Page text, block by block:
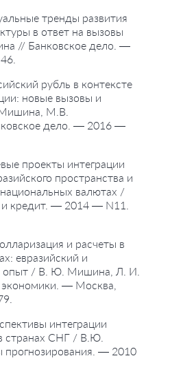
тренды развития
в ответ на вызовы
// Банковское дело. —
рубль в контексте
новые вызовы и
М.В.
дело. — 2016 —
проекты интеграции
пространства и
валютах /
кредит. — 2014 — N11.
и расчеты в
евразийский и
опыт / В. Ю. Мишина, Л. И.
— Москва,
интеграции
странах СНГ / В.Ю.
— 2010